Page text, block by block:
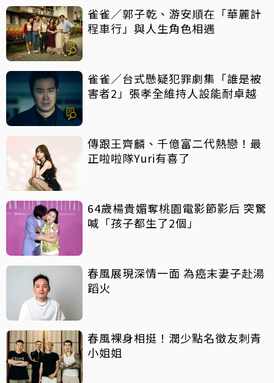
雀雀／郭子乾、游安順在「華麗計
程車行」與人生角色相遇
雀雀／台式懸疑犯罪劇集「誰是被
害者2」張孝全維持人設能耐卓越
傳跟王齊麟、千億富二代熱戀！最
正啦啦隊Yuri有喜了
64歲楊貴媚奪桃園電影節影后 突驚
喊「孩子都生了2個」
春風展現深情一面 為癌末妻子赴湯
蹈火
春風裸身相挺！潤少點名徵友刺青
小姐姐